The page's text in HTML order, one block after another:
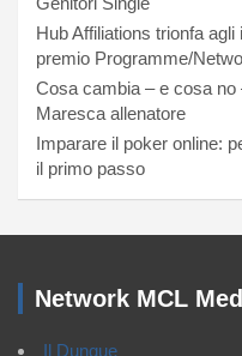
Hub Affiliations trionfa
premio Programme/
Cosa cambia – e cosa
Maresca allenatore
Imparare il poker online:
il primo passo
Network MCL
Il Dunque